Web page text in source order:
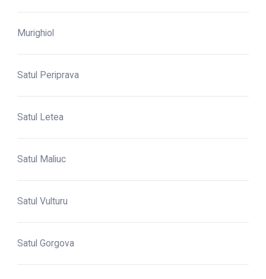
Murighiol
Satul Periprava
Satul Letea
Satul Maliuc
Satul Vulturu
Satul Gorgova